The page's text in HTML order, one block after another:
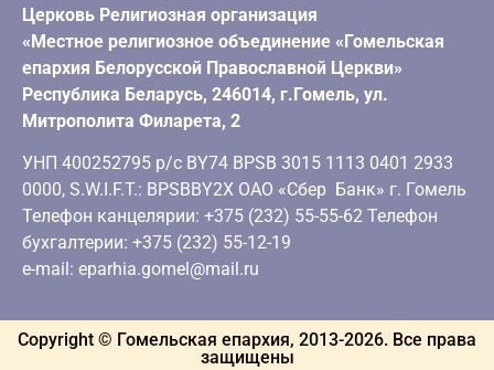
Церковь Религиозная организация
«Местное религиозное объединение «Гомельская
епархия Белорусской Православной Церкви»
Республика Беларусь, 246014, г.Гомель, ул.
Митрополита Филарета, 2
УНП 400252795 р/с BY74 BPSB 3015 1113 0401 2933
0000, S.W.I.F.T.: BPSBBY2X ОАО «Сбер Банк» г. Гомель
Телефон канцелярии: +375 (232) 55-55-62 Телефон
бухгалтерии: +375 (232) 55-12-19
e-mail: eparhia.gomel@mail.ru
Copyright © Гомельская епархия, 2013-2026. Все права
защищены